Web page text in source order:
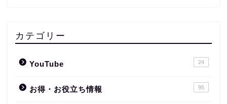
カテゴリー
YouTube 24
お得・お役立ち情報 95